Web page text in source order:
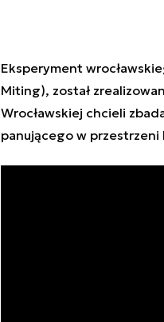
Eksperyment
Miting), został
Wrocławskiej chcieli
panującego w przestrzeni